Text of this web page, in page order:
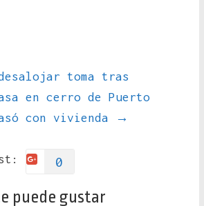
toma tras
en cerro de Puerto
con vivienda
→
0
puede gustar